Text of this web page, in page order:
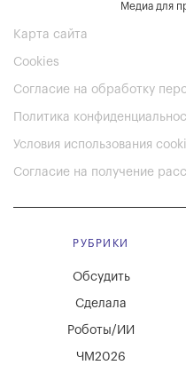
Медиа для
Карта сайта
Cookies
Согласие на обработку
Политика
Условия использования
Согласие на получение
РУБРИКИ
Обсудить
Сделала
Роботы/ИИ
ЧМ2026